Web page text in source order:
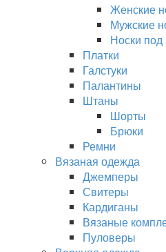
Женские
Мужские
Носки под
Платки
Галстуки
Палантины
Штаны
Шорты
Брюки
Ремни
Вязаная одежда
Джемперы
Свитеры
Кардиганы
Вязаные
Пуловеры